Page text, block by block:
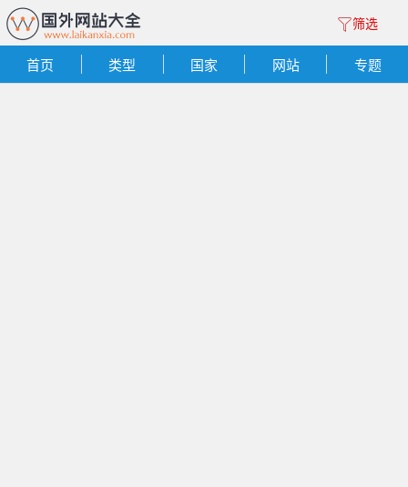
筛选
首页 类型 国家 网站 专题